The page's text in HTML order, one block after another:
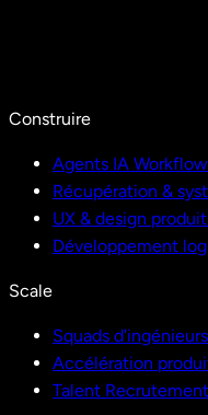
Construire
Agents IA
Récupération &
UX & design
Développement
Scale
Squads
Accélération
Talent